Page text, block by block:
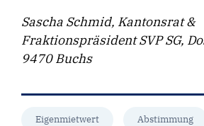
Sascha Schmid, Kantonsrat &
Fraktionspräsident SVP SG,
9470 Buchs
Eigenmietwert Abstimmung